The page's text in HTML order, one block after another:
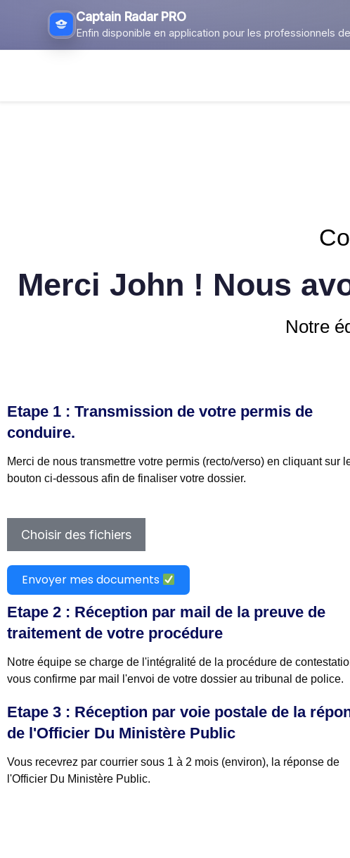
Captain Radar PRO
Enfin disponible en application pour les professionnels
Merci John ! Nous
Notre
Etape 1 : Transmission de votre permis de
conduire.
Merci de nous transmettre votre permis (recto/verso) en cliquant sur
bouton ci-dessous afin de finaliser votre dossier.
Choisir des fichiers
Envoyer mes documents
Etape 2 : Réception par mail de la preuve de
traitement de votre procédure
Notre équipe se charge de l'intégralité de la procédure de
vous confirme par mail l'envoi de votre dossier au tribunal de police.
Etape 3 : Réception par voie postale de la
de l'Officier Du Ministère Public
Vous recevrez par courrier sous 1 à 2 mois (environ), la réponse de
l'Officier Du Ministère Public.